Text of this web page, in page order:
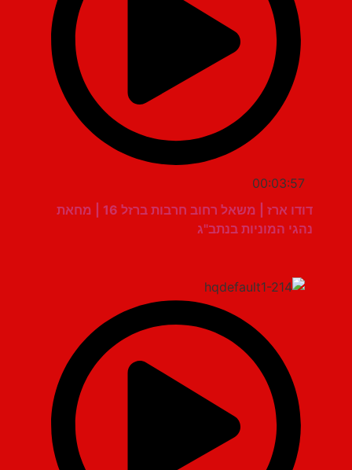
00:03:57
דודו ארז | משאל רחוב חרבות ברזל 16 | מחאת
נהגי המוניות בנתב"ג